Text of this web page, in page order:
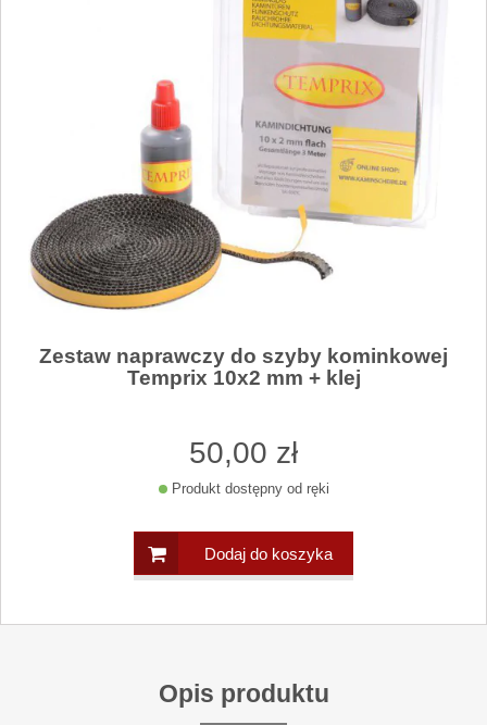
Zestaw naprawczy do szyby kominkowej
Temprix 10x2 mm + klej
50,00 zł
Produkt dostępny od ręki
Dodaj do koszyka
Opis produktu